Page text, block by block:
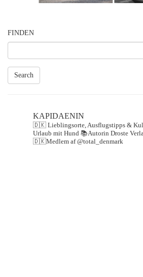
FINDEN
Search
KAPIDAENIN
🇩🇰 Lieblingsorte, Ausflugstipps &
Urlaub mit Hund 📚Autorin Droste
🇩🇰Medlem af @total_denmark